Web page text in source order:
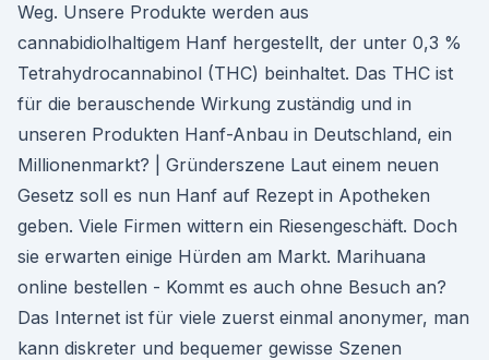
Weg. Unsere Produkte werden aus
cannabidiolhaltigem Hanf hergestellt, der unter 0,3 %
Tetrahydrocannabinol (THC) beinhaltet. Das THC ist
für die berauschende Wirkung zuständig und in
unseren Produkten Hanf-Anbau in Deutschland, ein
Millionenmarkt? | Gründerszene Laut einem neuen
Gesetz soll es nun Hanf auf Rezept in Apotheken
geben. Viele Firmen wittern ein Riesengeschäft. Doch
sie erwarten einige Hürden am Markt. Marihuana
online bestellen - Kommt es auch ohne Besuch an?
Das Internet ist für viele zuerst einmal anonymer, man
kann diskreter und bequemer gewisse Szenen